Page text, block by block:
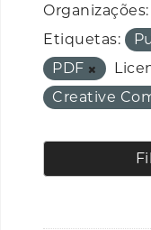
Organizações:
Etiquetas:
PDF
Creative